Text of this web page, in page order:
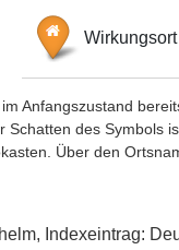
Wirkungsort
Anfangszustand
Schatten des Symbols
Über den
Indexeintrag: